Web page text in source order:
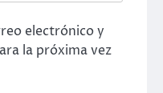
electrónico y
la próxima vez